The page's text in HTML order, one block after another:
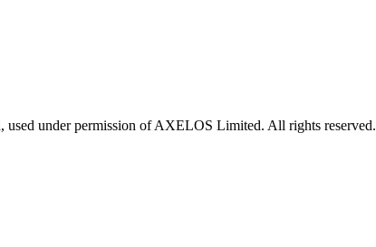
under permission of AXELOS Limited. All rights reserved.